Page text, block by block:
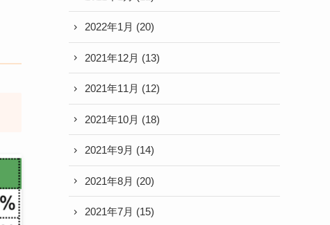
2022年1月 (20)
2021年12月 (13)
2021年11月 (12)
2021年10月 (18)
2021年9月 (14)
2021年8月 (20)
2021年7月 (15)